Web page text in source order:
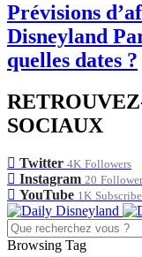
Prévisions
Disneyland
quelles dates ?
SOCIAUX
Twitter 4K Followers
Instagram 20
YouTube 1K
Browsing Tag